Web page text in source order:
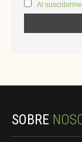
Al
SOBRE